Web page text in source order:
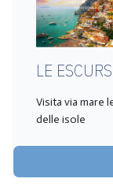
LE
Visita via mare
delle isole